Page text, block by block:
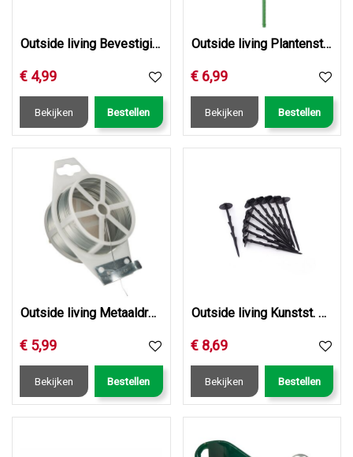
Outside living Bevestigingsset klimrek 8st
€ 4,99
Bekijken Bestellen
Outside living Plantenstok kunststof l300cm d20m
€ 6,99
Bekijken Bestellen
Outside living Metaaldraad gegalvanis. d1.2mm l50m
€ 5,99
Bekijken Bestellen
Outside living Kunstst. grondpennen h20cm
€ 8,69
Bekijken Bestellen